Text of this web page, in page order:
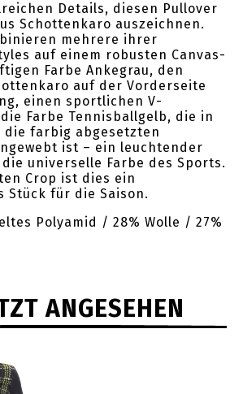
Details, diesen Pullover
Schottenkaro auszeichnen.
mehrere ihrer
auf einem robusten Canvas-
Farbe Ankegrau, den
auf der Vorderseite
einen sportlichen V-
Farbe Tennisballgelb, die in
die farbig abgesetzten
ist – ein leuchtender
universelle Farbe des Sports.
Crop ist dies ein
Stück für die Saison.
Polyamid / 28% Wolle / 27%
ANGESEHEN